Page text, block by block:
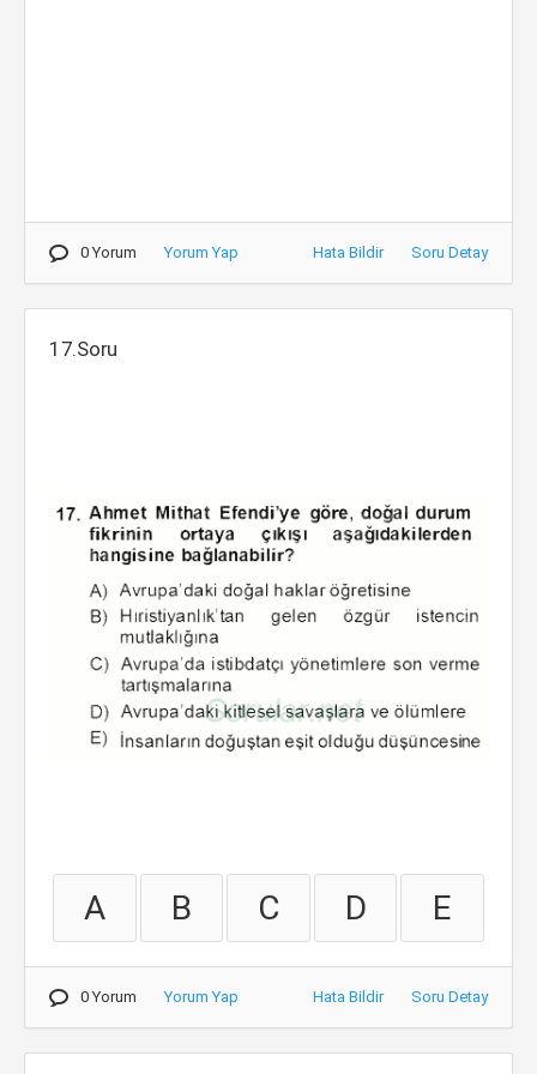
0 Yorum Yorum Yap Hata Bildir Soru Detay
17.Soru
A B C D E
0 Yorum Yorum Yap Hata Bildir Soru Detay